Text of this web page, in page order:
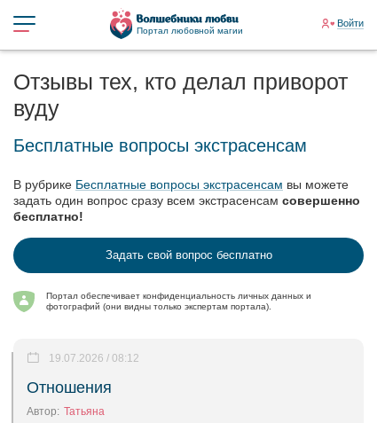
Портал любовной магии
Войти
Отзывы тех, кто делал приворот
вуду
Бесплатные вопросы экстрасенсам
В рубрике Бесплатные вопросы экстрасенсам вы можете
задать один вопрос сразу всем экстрасенсам совершенно
бесплатно!
Задать свой вопрос бесплатно
Портал обеспечивает конфиденциальность личных данных и
фотографий (они видны только экспертам портала).
Отношения
19.07.2026 / 08:12
Автор: Татьяна